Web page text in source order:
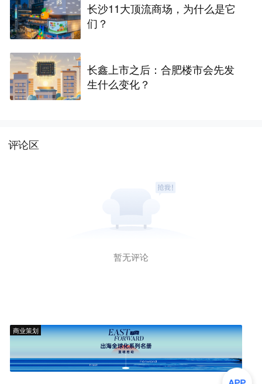
长沙11大顶流商场，为什么是它
们？
长鑫上市之后：合肥楼市会先发
生什么变化？
评论区
暂无评论
商业策划